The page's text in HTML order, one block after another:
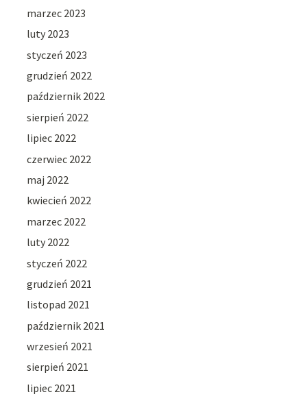
marzec 2023
luty 2023
styczeń 2023
grudzień 2022
październik 2022
sierpień 2022
lipiec 2022
czerwiec 2022
maj 2022
kwiecień 2022
marzec 2022
luty 2022
styczeń 2022
grudzień 2021
listopad 2021
październik 2021
wrzesień 2021
sierpień 2021
lipiec 2021